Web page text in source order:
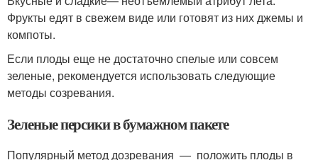
Фрукты едят в свежем виде или готовят из них джемы и
компоты.
Если плоды еще не достаточно спелые или совсем
зеленые, рекомендуется использовать следующие
методы созревания.
Зеленые персики в бумажном пакете
Популярный метод дозревания — положить плоды в